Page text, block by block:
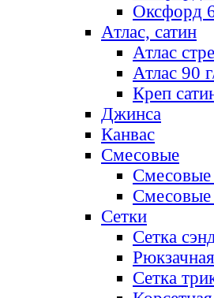
Оксфорд
Атлас, сатин
Атлас
Атлас 90
Креп
Джинса
Канвас
Смесовые
Смесовые
Сетки
Сетка
Сетка